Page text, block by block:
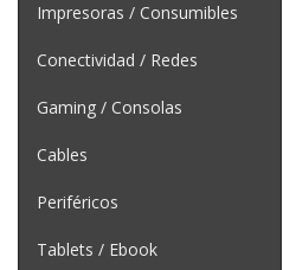
Impresoras / Consumibles
Conectividad / Redes
Gaming / Consolas
Cables
Periféricos
Tablets / Ebook